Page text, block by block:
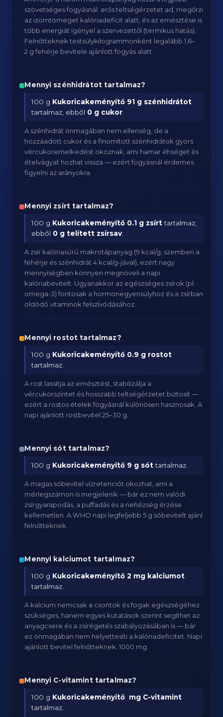
szövetséges fogyásnál: erős teltségérzetet ad, megőrzi
az izomtömeget kalóriadeficit alatt, és az emésztése is
több energiát igényel a szervezettől (termikus hatás).
Felnőtteknek testsúlykilogrammonként legalább 1,6–
2 g fehérje bevitele ajánlott fogyás alatt.
Mennyi szénhidrátot tartalmaz?
100 g Kukoricakeményítő 91 g szénhidrátot
tartalmaz, ebből 0 g cukor
A szénhidrát önmagában nem ellenség, de a
hozzáadott cukor és a finomított szénhidrátok gyors
vércukoremelkedést okoznak, ami hamar éhséget és
ételvágyat hozhat vissza — ezért fogyásnál érdemes
figyelni az arányokra.
Mennyi zsírt tartalmaz?
100 g Kukoricakeményítő 0.1 g zsírttartalmaz,
ebből 0 g telített zsírsav
A zsír kalóriasűrű makrotápanyag (9 kcal/g, szemben a
fehérje és szénhidrát 4 kcal/g-jával), ezért nagy
mennyiségben könnyen megnöveli a napi
kalóriabevitelt. Ugyanakkor az egészséges zsírok (pl.
omega-3) fontosak a hormonegyensúlyhoz és a zsírban
oldódó vitaminok felszívódásához.
Mennyi rostot tartalmaz?
100 g Kukoricakeményítő 0.9 g rostot
tartalmaz.
A rost lassítja az emésztést, stabilizálja a
vércukorszintet és hosszabb teltségérzetet biztosít —
ezért a rostos ételek fogyásnál különösen hasznosak. A
napi ajánlott rostbevitel 25–30 g.
Mennyi sót tartalmaz?
100 g Kukoricakeményítő 9 g sóttartalmaz.
A magas sóbevitel vízretenciót okozhat, ami a
mérlegszámon is megjelenik — bár ez nem valódi
zsírgyarapodás, a puffadás és a nehézség érzése
kellemetlen. A WHO napi legfeljebb 5 g sóbevitelt ajánl
felnőtteknek.
Mennyi kalciumot tartalmaz?
100 g Kukoricakeményítő 2 mg kalciumot
tartalmaz.
A kalcium nemcsak a csontok és fogak egészségéhez
szükséges, hanem egyes kutatások szerint segíthet az
anyagcsere és a zsírégetés szabályozásában is — bár
ez önmagában nem helyettesíti a kalóriadeficitet. Napi
ajánlott bevitel felnőtteknek: 1000 mg.
Mennyi C-vitamint tartalmaz?
100 g Kukoricakeményítő mg C-vitamint
tartalmaz.